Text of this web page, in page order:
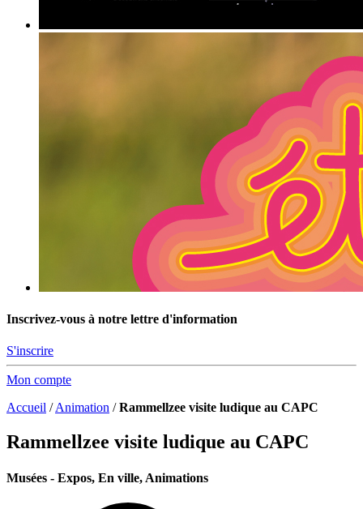
Inscrivez-vous à notre lettre d'information
S'inscrire
Mon compte
Accueil /Animation /Rammellzee visite ludique au CAPC
Rammellzee visite ludique au CAPC
Musées - Expos, En ville, Animations